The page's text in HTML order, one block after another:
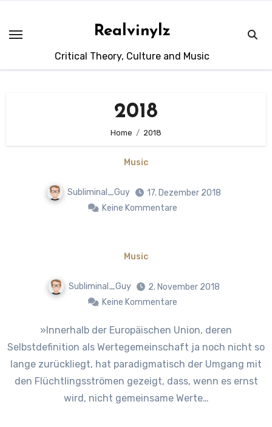
springen
Realvinylz
Critical Theory, Culture and Music
2018
Home 2018
Music
Subliminal_Guy
17. Dezember 2018
Keine Kommentare
Music
Subliminal_Guy
2. November 2018
Keine Kommentare
»Innerhalb der Europäischen Union, deren
Selbstdefinition als Wertegemeinschaft ja noch nicht so
lange zurückliegt, hat paradigmatisch der Umgang mit
den Flüchtlingsströmen gezeigt, dass, wenn es ernst
wird, nicht gemeinsame Werte…